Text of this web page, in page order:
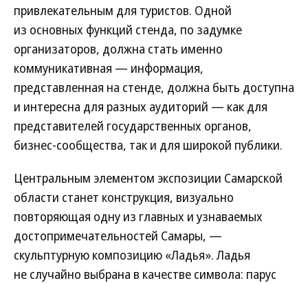
привлекательным для туристов. Одной
из основных функций стенда, по задумке
организаторов, должна стать именно
коммуникативная — информация,
представленная на стенде, должна быть доступна
и интересна для разных аудиторий — как для
представителей государственных органов,
бизнес-сообщества, так и для широкой публики.
Центральным элементом экспозиции Самарской
области станет конструкция, визуально
повторяющая одну из главных и узнаваемых
достопримечательностей Самары, —
скульптурную композицию «Ладья». Ладья
не случайно выбрана в качестве символа: парус